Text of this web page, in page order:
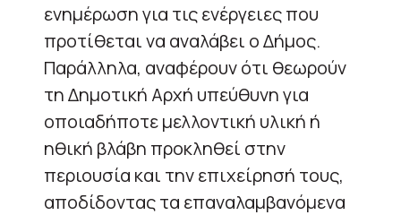
ενημέρωση για τις ενέργειες που
προτίθεται να αναλάβει ο Δήμος.
Παράλληλα, αναφέρουν ότι θεωρούν
τη Δημοτική Αρχή υπεύθυνη για
οποιαδήποτε μελλοντική υλική ή
ηθική βλάβη προκληθεί στην
περιουσία και την επιχείρησή τους,
αποδίδοντας τα επαναλαμβανόμενα